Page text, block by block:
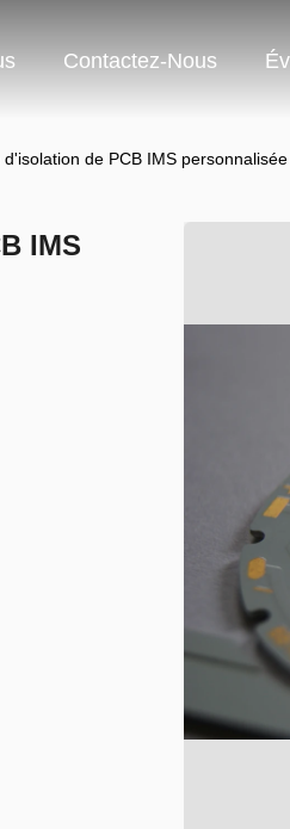
Contactez-Nous
de PCB IMS personnalisée
IMS